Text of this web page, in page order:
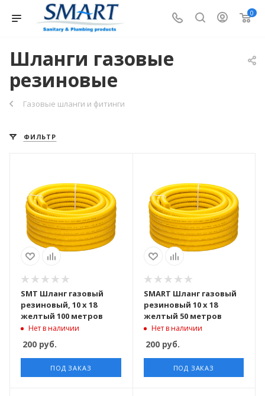
0
Шланги газовые
резиновые
Газовые шланги и фитинги
ФИЛЬТР
SMT Шланг газовый
резиновый, 10 х 18
желтый 100 метров
Нет в наличии
200 руб.
ПОД ЗАКАЗ
SMART Шланг газовый
резиновый 10 х 18
желтый 50 метров
Нет в наличии
200руб.
ПОД ЗАКАЗ